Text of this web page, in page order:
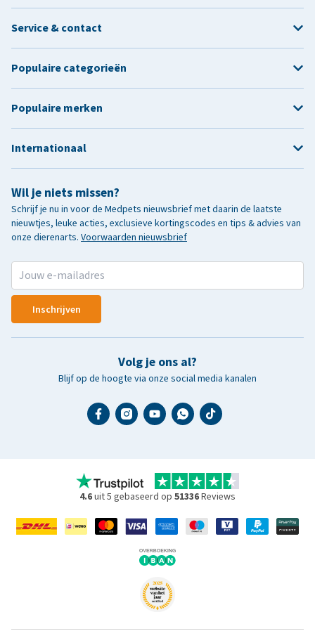
Wil je niets missen?
Schrijf je nu in voor de Medpets nieuwsbrief met daarin de laatste
nieuwtjes, leuke acties, exclusieve kortingscodes en tips & advies van
onze dierenarts. Voorwaarden nieuwsbrief
Inschrijven
Volg je ons al?
Blijf op de hoogte via onze social media kanalen
Service & contact
Populaire categorieën
Populaire merken
Internationaal
4.6uit 5 gebaseerd op 51336Reviews